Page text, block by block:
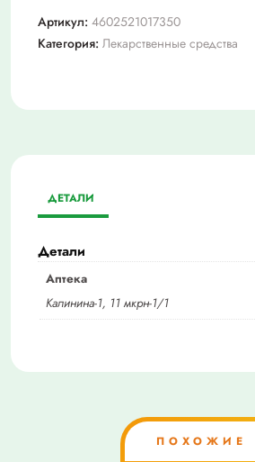
д/
приг
для
в
м
500
Артикул: 4602521017350
Категория: Лекарственные средства
ДЕТАЛИ
Детали
Аптека
Калинина-1, 11 мкрн-1/1
ПОХОЖИЕ